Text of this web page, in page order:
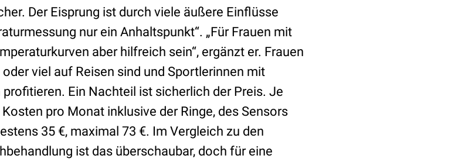
Der Eisprung ist durch viele äußere Einflüsse
nur ein Anhaltspunkt“. „Für Frauen mit
aber hilfreich sein“, ergänzt er. Frauen
viel auf Reisen sind und Sportlerinnen mit
Ein Nachteil ist sicherlich der Preis. Je
pro Monat inklusive der Ringe, des Sensors
35 €, maximal 73 €. Im Vergleich zu den
ist das überschaubar, doch für eine